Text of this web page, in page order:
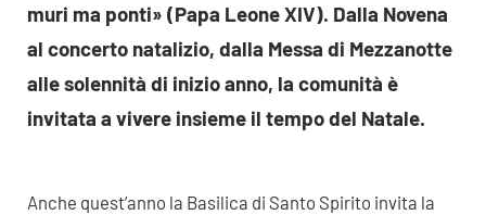
muri ma ponti» (Papa Leone XIV). Dalla Novena
al concerto natalizio, dalla Messa di Mezzanotte
alle solennità di inizio anno, la comunità è
invitata a vivere insieme il tempo del Natale.
Anche quest’anno la Basilica di Santo Spirito invita la